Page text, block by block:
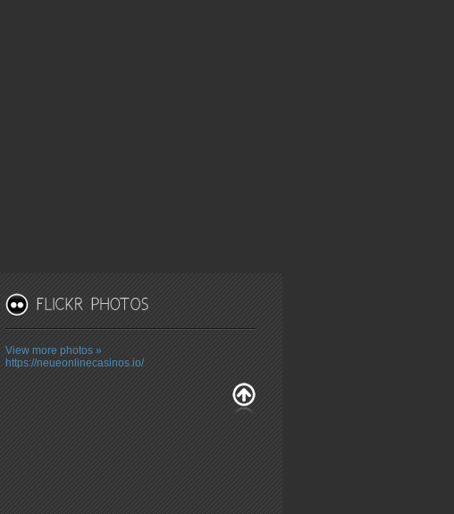
View more photos »
https://neueonlinecasinos.io/